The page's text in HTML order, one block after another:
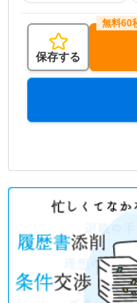
保存する